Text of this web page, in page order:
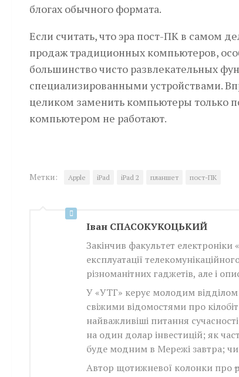
блогах обычного формата.
Если считать, что эра пост-ПК в самом
продаж традиционных компьютеров,
большинство чисто развлекательных
специализированными устройствами.
целиком заменить компьютеры только
компьютером не работают.
Метки: Apple iPad iPad 2 планшет пост-ПК
Iван СПАСОКУКОЦЬКИЙ
Закінчив факультет електроніки
експлуатації
різноманітних гаджетів, але і
У «УТГ» керує молодим відділом
свіжими відомостями про
найважливіші питання
на один долар інвестицій; як
буде модним в Мережі завтра;
Автор щотижневої колонки про